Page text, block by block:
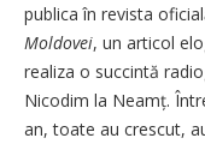
publica în revista
Moldovei, un articol
realiza o succintă
Nicodim la Neamț.
an, toate au crescut,